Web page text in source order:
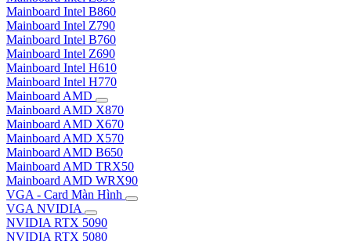
Mainboard Intel B860
Mainboard Intel Z790
Mainboard Intel B760
Mainboard Intel Z690
Mainboard Intel H610
Mainboard Intel H770
Mainboard AMD
Mainboard AMD X870
Mainboard AMD X670
Mainboard AMD X570
Mainboard AMD B650
Mainboard AMD TRX50
Mainboard AMD WRX90
VGA - Card Màn Hình
VGA NVIDIA
NVIDIA RTX 5090
NVIDIA RTX 5080